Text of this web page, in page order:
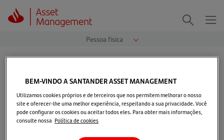
Acesso Ace Capital Prev 2 Multimercado
BEM-VINDO A SANTANDER ASSET MANAGEMENT
Utilizamos cookies próprios e de terceiros que nos permitem melhorar o nosso
site e oferecer-lhe uma melhor experiência, respeitando a sua privacidade. Você
pode configurar os cookies ou aceitar todos eles. Para obter mais informações,
consulte nossa Política de cookies